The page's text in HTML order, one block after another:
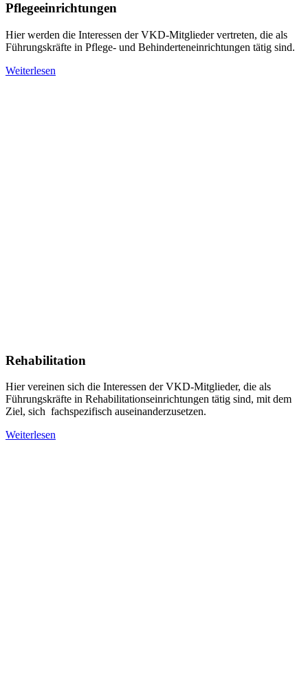
Pflegeeinrichtungen
Hier werden die Interessen der VKD-Mitglieder vertreten, die als
Führungskräfte in Pflege- und Behinderteneinrichtungen tätig sind.
Weiterlesen
Rehabilitation
Hier vereinen sich die Interessen der VKD-Mitglieder, die als
Führungskräfte in Rehabilitationseinrichtungen tätig sind, mit dem
Ziel, sich fachspezifisch auseinanderzusetzen.
Weiterlesen